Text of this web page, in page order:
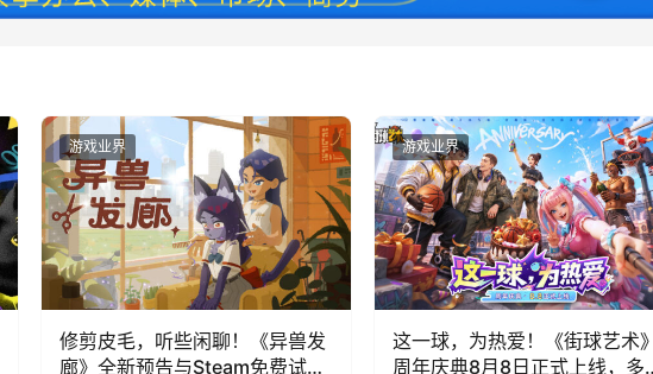
游戏业界
修剪皮毛，听些闲聊！《异兽发
廊》全新预告与Steam免费试玩
游戏业界
这一球，为热爱！《街球艺术
周年庆典8月8日正式上线，多